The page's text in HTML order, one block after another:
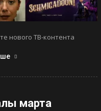
нового ТВ-контента
марта